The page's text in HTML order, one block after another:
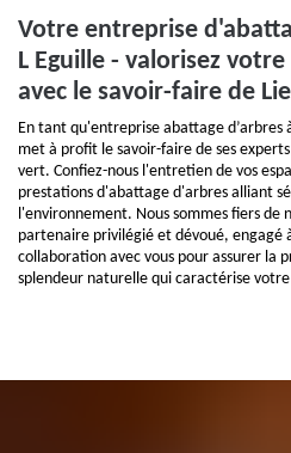
Votre entreprise
L Eguille - valorisez
avec le savoir-faire de
En tant qu'entreprise abattage d’arbres
met à profit le savoir-faire de ses
vert. Confiez-nous l'entretien de vos
prestations d'abattage d'arbres alliant
l'environnement. Nous sommes fiers de
partenaire privilégié et dévoué,
collaboration avec vous pour assurer la
splendeur naturelle qui caractérise